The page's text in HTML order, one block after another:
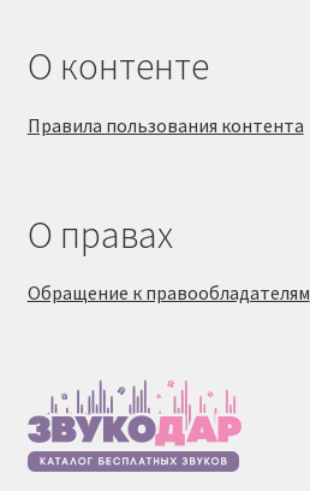
О контенте
Правила пользования контента
О правах
Обращение к правообладателям